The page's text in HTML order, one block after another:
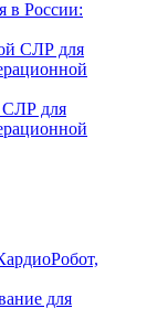
в России:
СЛР для